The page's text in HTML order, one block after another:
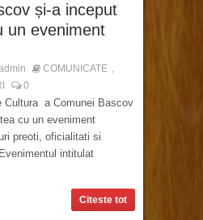
și-a inceput
un eveniment
COMUNICATE
0
Cultura a Comunei Bascov
cu un eveniment
preoti, oficialitati si
intitulat
Citeste tot